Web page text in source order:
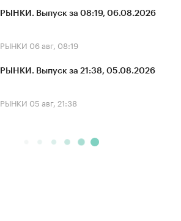
РЫНКИ. Выпуск за 08:19, 06.08.2026
РЫНКИ 06 авг, 08:19
РЫНКИ. Выпуск за 21:38, 05.08.2026
РЫНКИ 05 авг, 21:38